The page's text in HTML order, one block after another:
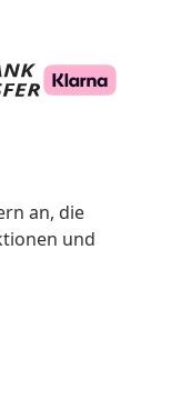
an, die
und